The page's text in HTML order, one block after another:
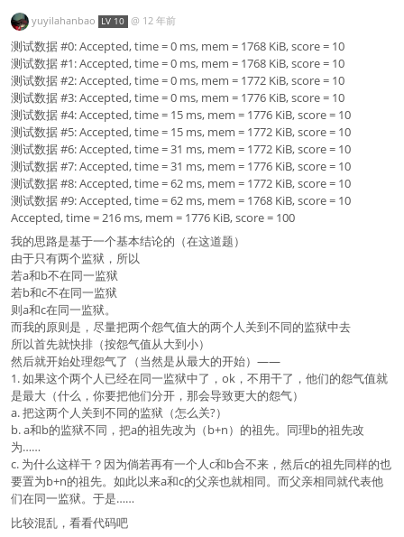
yuyilahanbao LV 10 @ 12 年前
测试数据 #0: Accepted, time = 0 ms, mem = 1768 KiB, score = 10
测试数据 #1: Accepted, time = 0 ms, mem = 1768 KiB, score = 10
测试数据 #2: Accepted, time = 0 ms, mem = 1772 KiB, score = 10
测试数据 #3: Accepted, time = 0 ms, mem = 1776 KiB, score = 10
测试数据 #4: Accepted, time = 15 ms, mem = 1776 KiB, score = 10
测试数据 #5: Accepted, time = 15 ms, mem = 1772 KiB, score = 10
测试数据 #6: Accepted, time = 31 ms, mem = 1772 KiB, score = 10
测试数据 #7: Accepted, time = 31 ms, mem = 1776 KiB, score = 10
测试数据 #8: Accepted, time = 62 ms, mem = 1772 KiB, score = 10
测试数据 #9: Accepted, time = 62 ms, mem = 1768 KiB, score = 10
Accepted, time = 216 ms, mem = 1776 KiB, score = 100
我的思路是基于一个基本结论的（在这道题）
由于只有两个监狱，所以
若a和b不在同一监狱
若b和c不在同一监狱
则a和c在同一监狱。
而我的原则是，尽量把两个怨气值大的两个人关到不同的监狱中去
所以首先就快排（按怨气值从大到小）
然后就开始处理怨气了（当然是从最大的开始）——
1. 如果这个两个人已经在同一监狱中了，ok，不用干了，他们的怨气值就
是最大（什么，你要把他们分开，那会导致更大的怨气）
a. 把这两个人关到不同的监狱（怎么关?）
b. a和b的监狱不同，把a的祖先改为（b+n）的祖先。同理b的祖先改
为……
c. 为什么这样干？因为倘若再有一个人c和b合不来，然后c的祖先同样的也
要置为b+n的祖先。如此以来a和c的父亲也就相同。而父亲相同就代表他
们在同一监狱。于是……
比较混乱，看看代码吧